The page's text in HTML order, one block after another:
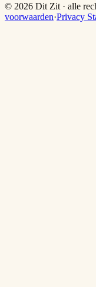
© 2026 Dit Zit · alle
voorwaarden·Privacy